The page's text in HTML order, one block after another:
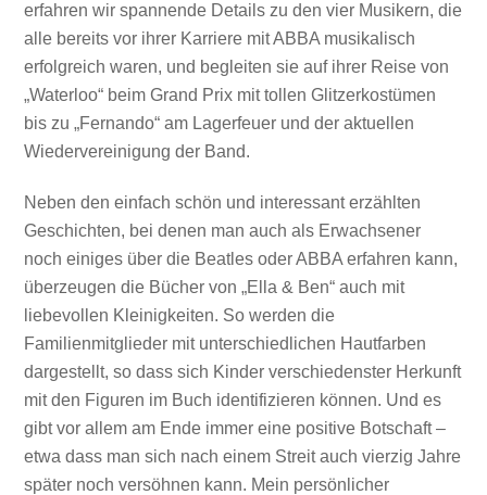
erfahren wir spannende Details zu den vier Musikern, die
alle bereits vor ihrer Karriere mit ABBA musikalisch
erfolgreich waren, und begleiten sie auf ihrer Reise von
„Waterloo“ beim Grand Prix mit tollen Glitzerkostümen
bis zu „Fernando“ am Lagerfeuer und der aktuellen
Wiedervereinigung der Band.
Neben den einfach schön und interessant erzählten
Geschichten, bei denen man auch als Erwachsener
noch einiges über die Beatles oder ABBA erfahren kann,
überzeugen die Bücher von „Ella & Ben“ auch mit
liebevollen Kleinigkeiten. So werden die
Familienmitglieder mit unterschiedlichen Hautfarben
dargestellt, so dass sich Kinder verschiedenster Herkunft
mit den Figuren im Buch identifizieren können. Und es
gibt vor allem am Ende immer eine positive Botschaft –
etwa dass man sich nach einem Streit auch vierzig Jahre
später noch versöhnen kann. Mein persönlicher